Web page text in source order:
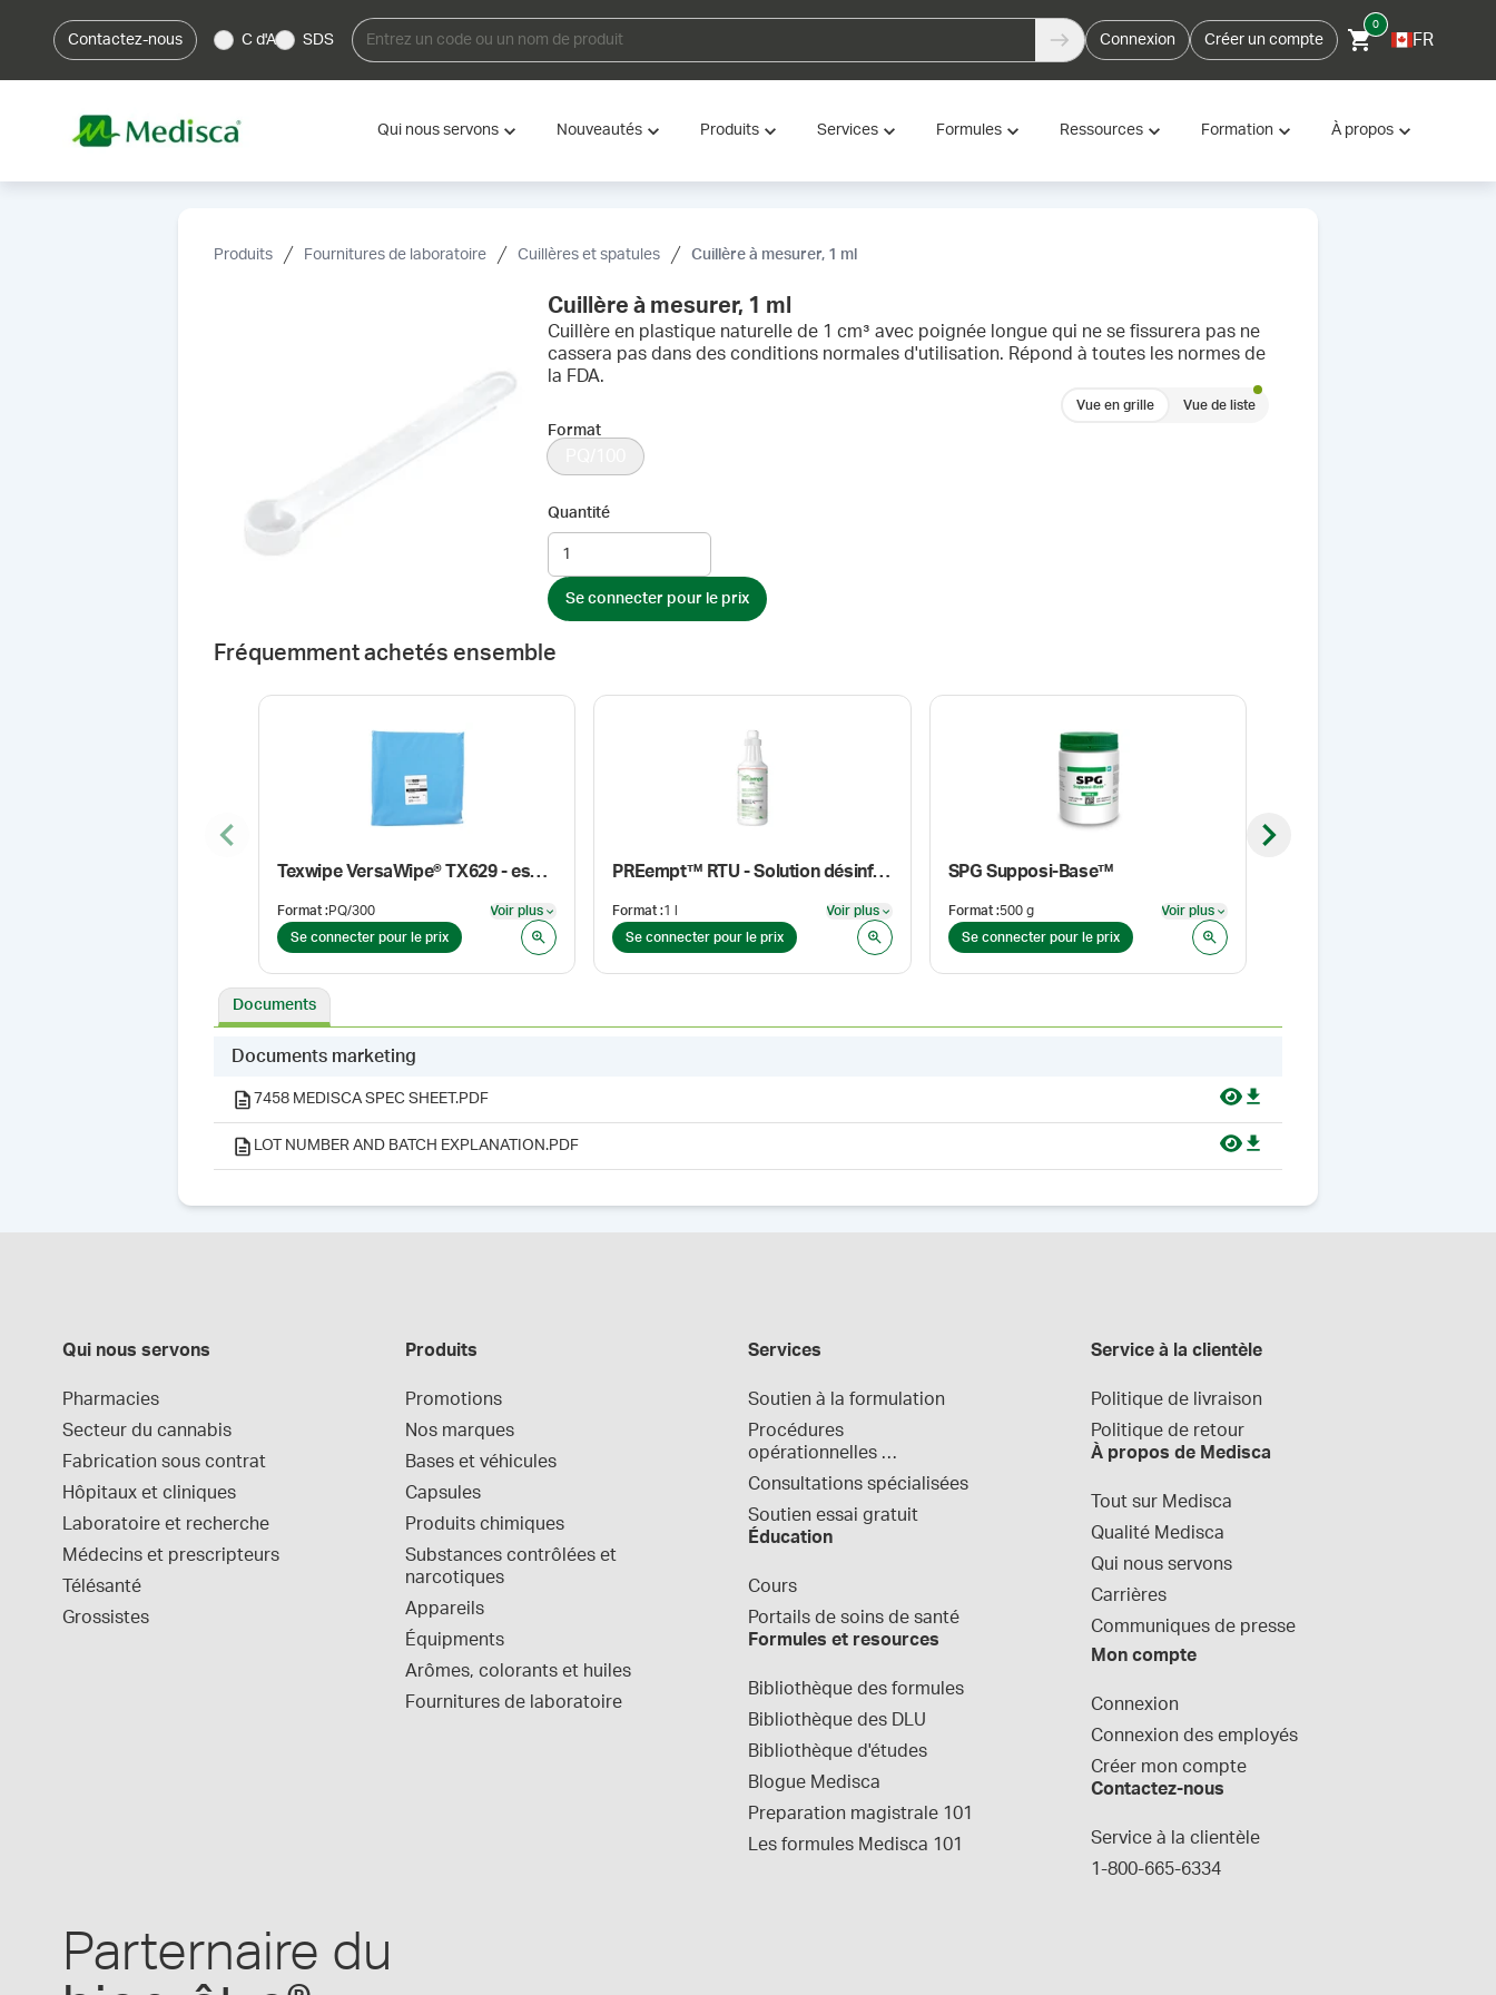
Contactez-nous C d'A SDS Connexion Créer un compte
0
FR
Qui nous servons Nouveautés Produits Services Formules Ressources Formation À propos
Produits Fournitures de laboratoire Cuillères et spatules Cuillère à mesurer, 1 ml
Cuillère à mesurer, 1 ml
Cuillère en plastique naturelle de 1 cm³ avec poignée longue qui ne se fissurera pas ne
cassera pas dans des conditions normales d'utilisation. Répond à toutes les normes de
la FDA.
Vue en grille Vue de liste
Format
Quantité
Se connecter pour le prix
Fréquemment achetés ensemble
Texwipe VersaWipe® TX629 - essuie-tout non tissé secs
Format : PQ/300 Voir plus
Se connecter pour le prix
PREempt™ RTU - Solution désinfectante
Format :1 l Voir plus
Se connecter pour le prix
SPG Supposi-Base™
Format:500 g Voir plus
Se connecter pour le prix
Previous slide Next slide
Documents
Documents marketing
7458 MEDISCA SPEC SHEET.PDF
LOT NUMBER AND BATCH EXPLANATION.PDF
Qui nous servons
Pharmacies
Secteur du cannabis
Fabrication sous contrat
Hôpitaux et cliniques
Laboratoire et recherche
Médecins et prescripteurs
Télésanté
Grossistes
Produits
Promotions
Nos marques
Bases et véhicules
Capsules
Produits chimiques
Substances contrôlées et
narcotiques
Appareils
Équipments
Arômes, colorants et huiles
Fournitures de laboratoire
Services
Soutien à la formulation
Procédures
opérationnelles
normalisées
Consultations spécialisées
Soutien essai gratuit
Éducation
Cours
Portails de soins de santé
Formules et resources
Bibliothèque des formules
Bibliothèque des DLU
Bibliothèque d'études
Blogue Medisca
Preparation magistrale 101
Les formules Medisca 101
Service à la clientèle
Politique de livraison
Politique de retour
À propos de Medisca
Tout sur Medisca
Qualité Medisca
Qui nous servons
Carrières
Communiques de presse
Mon compte
Connexion
Connexion des employés
Créer mon compte
Contactez-nous
Service à la clientèle
1-800-665-6334
Parternaire du